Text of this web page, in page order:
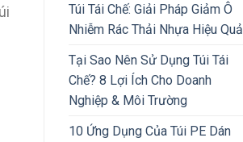
Túi Tái Chế: Giải Pháp Giảm Ô
Nhiễm Rác Thải Nhựa Hiệu Quả
Tại Sao Nên Sử Dụng Túi Tái
Chế? 8 Lợi Ích Cho Doanh
Nghiệp & Môi Trường
10 Ứng Dụng Của Túi PE Dán